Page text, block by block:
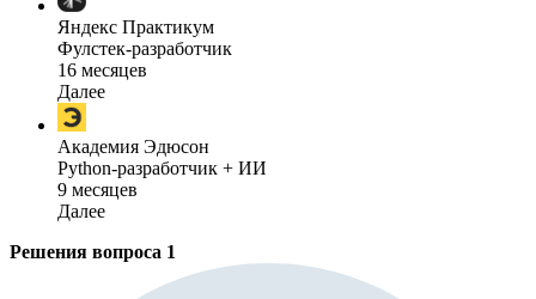
Яндекс Практикум
Фулстек-разработчик
16 месяцев
Далее
Академия Эдюсон
Python-разработчик + ИИ
9 месяцев
Далее
Решения вопроса 1